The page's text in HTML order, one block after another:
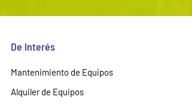
De Interés
Mantenimiento de Equipos
Alquiler de Equipos